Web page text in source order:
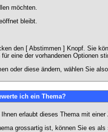
möchten.
bleibt.
den [ Abstimmen ] Knopf. Sie
eine der vorhandenen Optionen
oder diese ändern, wählen Sie
ich ein Thema?
erlaubt dieses Thema mit
grossartig ist, können Sie es